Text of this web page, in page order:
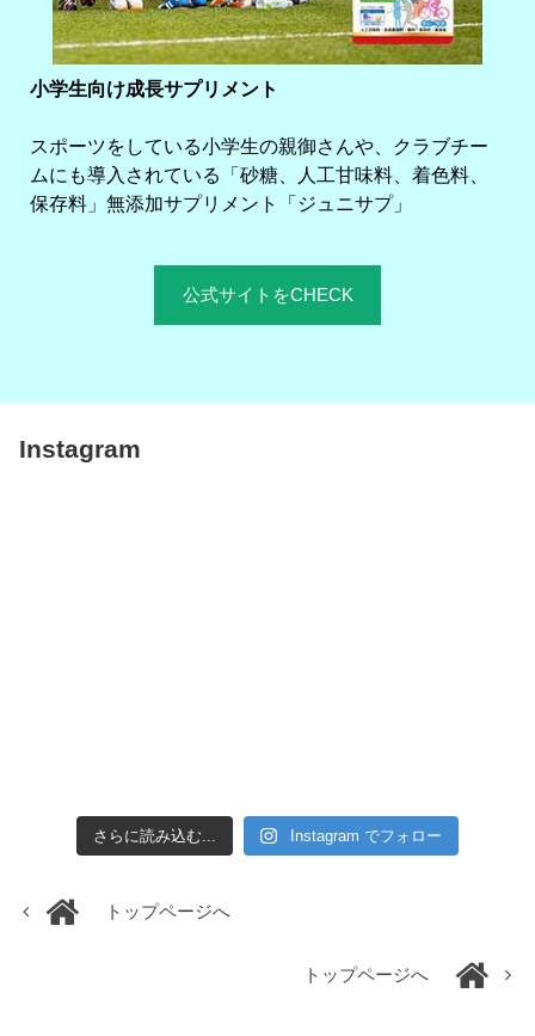
小学生向け成長サプリメント
スポーツをしている小学生の親御さんや、クラブチー
ムにも導入されている「砂糖、人工甘味料、着色料、
保存料」無添加サプリメント「ジュニサプ」
公式サイトをCHECK
Instagram
さらに読み込む... Instagram でフォロー
トップページへ
トップページへ